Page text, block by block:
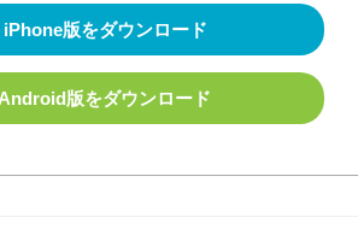
iPhone版をダウンロード
Android版をダウンロード